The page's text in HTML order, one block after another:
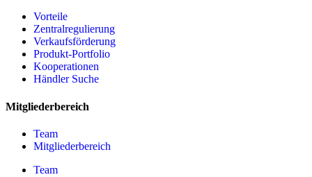
Vorteile
Zentralregulierung
Verkaufsförderung
Produkt-Portfolio
Kooperationen
Händler Suche
Mitgliederbereich
Team
Mitgliederbereich
Team